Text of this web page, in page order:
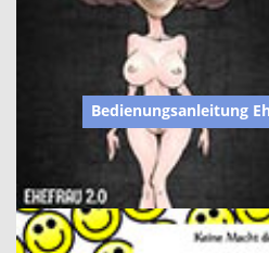
Bedienungsanleitung